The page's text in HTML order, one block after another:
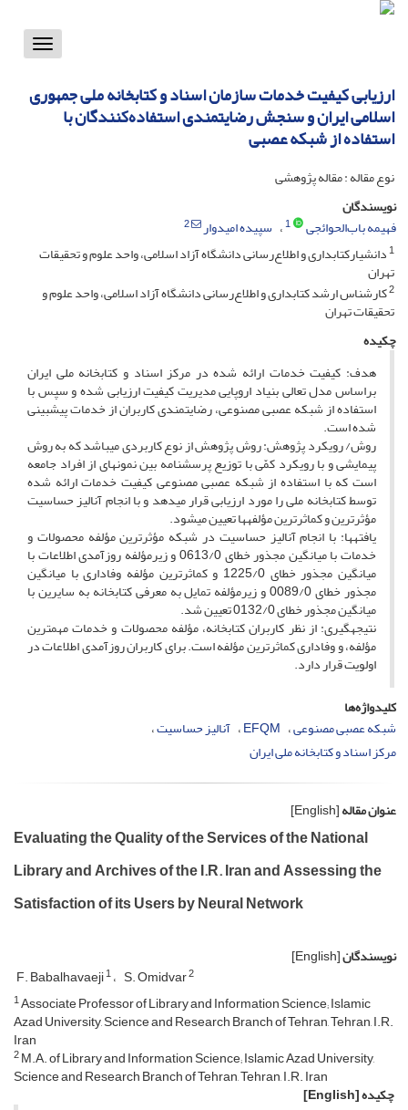
Toggle
ارزیابی کیفیت خدمات سازمان اسناد و کتابخانه ملی جمهوری
اسلامی ایران و سنجش رضایتمندی استفاده‌کنندگان با
استفاده از شبکه عصبی
نوع مقاله : مقاله پژوهشی
نویسندگان
فهیمه باب‌الحوائجی
1 سپیده امیدوار
2
1دانشیارکتابداری و اطلاع‌رسانی دانشگاه آزاد اسلامی، واحد علوم و تحقیقات
تهران
2کارشناس ارشد کتابداری و اطلاع‌رسانی دانشگاه آزاد اسلامی، واحد علوم و
تحقیقات تهران
چکیده
هدف: کیفیت خدمات ارائه شده در مرکز اسناد و کتابخانه ملی ایران
براساس مدل تعالی بنیاد اروپایی مدیریت کیفیت ارزیابی شده و سپس با
استفاده از شبکه عصبی مصنوعی، رضایتمندی کاربران از خدمات پیش­بینی
شده است.
روش/ رویکرد پژوهش: روش پژوهش از نوع کاربردی می­باشد که به روش
پیمایشی و با رویکرد کمّی با توزیع پرسشنامه بین نمونه­ای از افراد جامعه
است که با استفاده از شبکه عصبی مصنوعی کیفیت خدمات ارائه شده
توسط کتابخانه ملی را مورد ارزیابی قرار می­دهد و با انجام آنالیز حساسیت
مؤثرترین و کم­اثرترین مؤلفه­ها تعیین می­شود.
یافته­ها: با انجام آنالیز حساسیت در شبکه مؤثرترین مؤلفه محصولات و
خدمات با میانگین مجذور خطای 0613/0 و زیرمؤلفه روزآمدی اطلاعات با
میانگین مجذور خطای 1225/0 و کم­اثرترین مؤلفه وفاداری با میانگین
مجذور خطای 0089/0 و زیرمؤلفه تمایل به معرفی کتابخانه به سایرین با
میانگین مجذور خطای 0132/0 تعیین شد.
نتیجه­گیری: از نظر کاربران کتابخانه، مؤلفه محصولات و خدمات مهم­ترین
مؤلفه، و وفاداری کم­اثرترین مؤلفه است. برای کاربران روزآمدی اطلاعات در
اولویت قرار دارد.
کلیدواژه‌ها
شبکه عصبی مصنوعی EFQM آنالیز حساسیت
مرکز اسناد و کتابخانه ملی ایران
عنوان مقاله[English]
Evaluating the Quality of the Services of the National
Library and Archives of the I.R. Iran and Assessing the
Satisfaction of its Users by Neural Network
نویسندگان[English]
F. Babalhavaeji1 S. Omidvar2
1Associate Professor of Library and Information Science; Islamic
Azad University, Science and Research Branch of Tehran, Tehran, I.R.
Iran
2M.A. of Library and Information Science; Islamic Azad University,
Science and Research Branch of Tehran, Tehran, I.R. Iran
چکیده[English]